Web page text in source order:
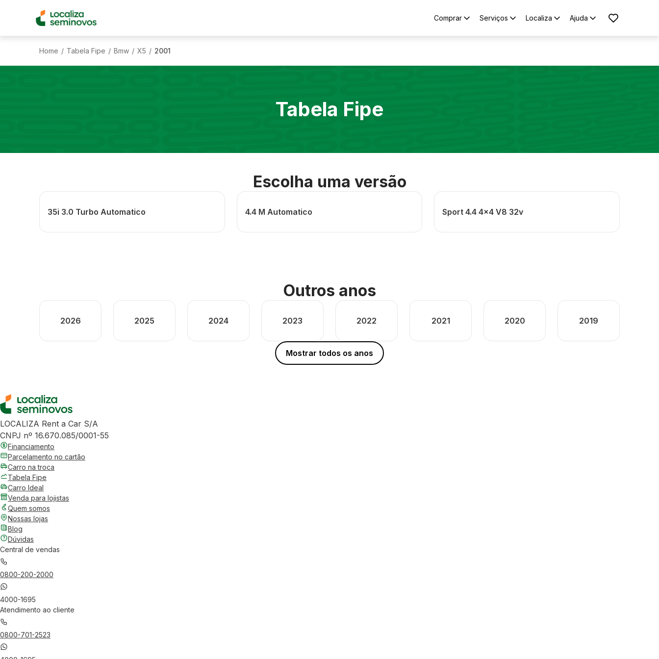
Comprar Serviços Localiza Ajuda
Home / Tabela Fipe / Bmw / X5 / 2001
Tabela Fipe
Escolha uma versão
35i 3.0 Turbo Automatico 4.4 M Automatico Sport 4.4 4x4 V8 32v
Outros anos
2026 2025 2024 2023 2022 2021 2020 2019
Mostrar todos os anos
LOCALIZA Rent a Car S/A
CNPJ nº 16.670.085/0001-55
Financiamento
Parcelamento no cartão
Carro na troca
Tabela Fipe
Carro Ideal
Venda para lojistas
Quem somos
Nossas lojas
Blog
Dúvidas
Central de vendas
0800-200-2000
4000-1695
Atendimento ao cliente
0800-701-2523